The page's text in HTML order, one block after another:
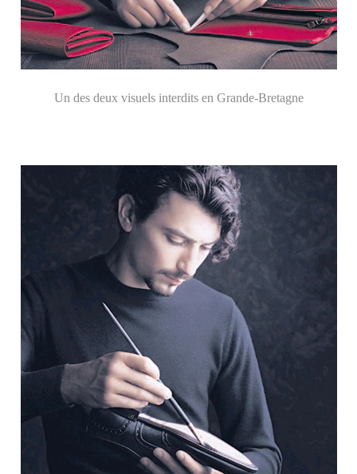
Un des deux visuels interdits en Grande-Bretagne